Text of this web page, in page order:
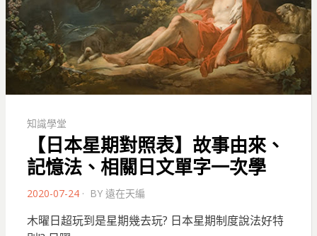
知識學堂
【日本星期對照表】故事由來、
記憶法、相關日文單字一次學
POSTED
2020-07-24 BY 遠在天編
木曜日超玩到是星期幾去玩? 日本星期制度說法好特